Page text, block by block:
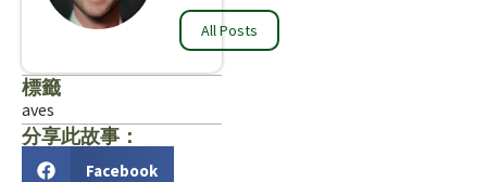
All Posts
標籤
aves
分享此故事：
Facebook